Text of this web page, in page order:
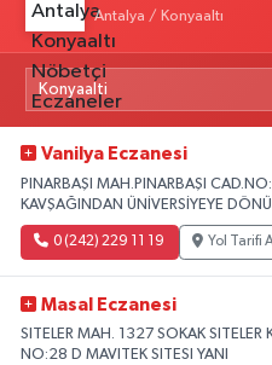
Antalya / Konyaaltı
Vanilya Eczanesi
PINARBAŞI MAH.PINARBAŞI
KAVŞAĞINDAN ÜNİVERSİYEYE
0 (242) 229 11 19 Yol Tarifi
Masal Eczanesi
SITELER MAH. 1327 SOKAK SITELER
NO:28 D MAVITEK SITESI YANI